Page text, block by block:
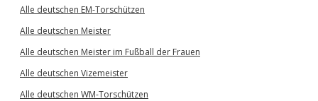
Alle deutschen EM-Torschützen
Alle deutschen Meister
Alle deutschen Meister im Fußball der Frauen
Alle deutschen Vizemeister
Alle deutschen WM-Torschützen